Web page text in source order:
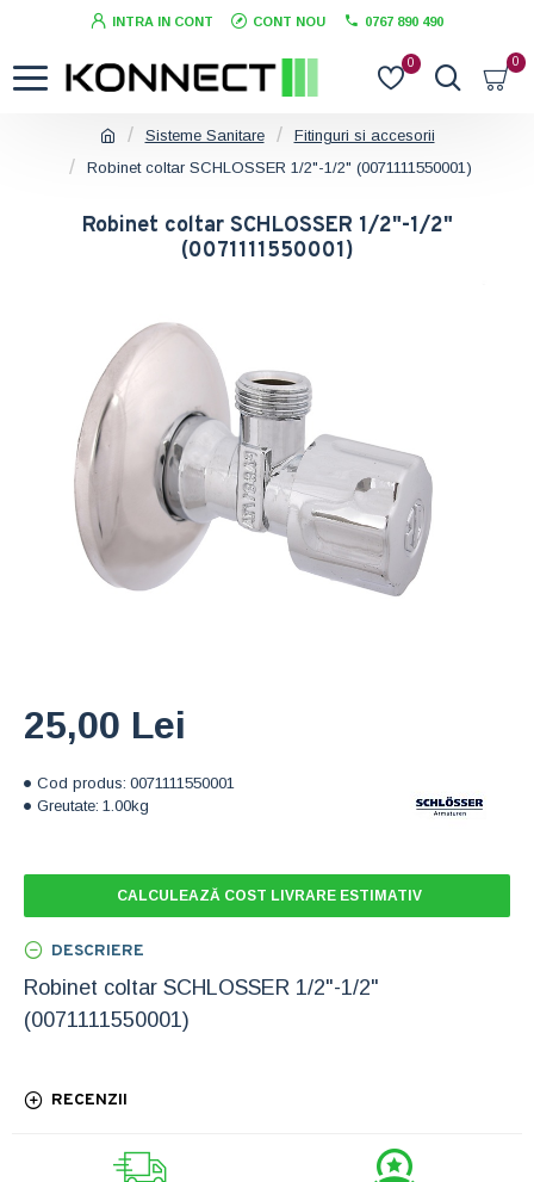
INTRA IN CONT CONT NOU 0767 890 490
0 0
Sisteme Sanitare
Fitinguri si accesorii
Robinet coltar SCHLOSSER 1/2"-1/2" (0071111550001)
Robinet coltar SCHLOSSER 1/2"-1/2"
(0071111550001)
Cod produs: 0071111550001
Greutate: 1.00kg
25,00 Lei
CALCULEAZĂ COST LIVRARE ESTIMATIV
DESCRIERE
Robinet coltar SCHLOSSER 1/2"-1/2"
(0071111550001)
RECENZII